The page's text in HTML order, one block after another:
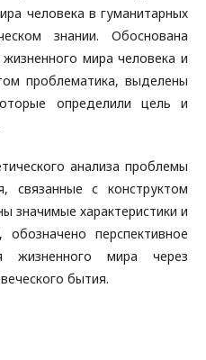
человека в гуманитарных
знании. Обоснована
мира человека и
проблематика, выделены
определили цель и
анализа проблемы
связанные с конструктом
значимые характеристики и
перспективное
жизненного мира через
бытия.